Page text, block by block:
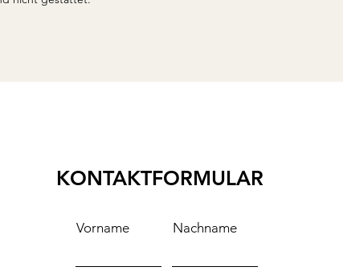
KONTAKTFORMULAR
Vorname Nachname